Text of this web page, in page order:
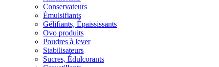
Conservateurs
Émulsifiants
Gélifiants, Épaississants
Ovo produits
Poudres à lever
Stabilisateurs
Sucres, Édulcorants